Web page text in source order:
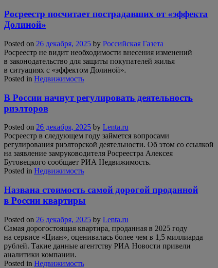
Росреестр посчитает пострадавших от «эффекта
Долиной»
Posted on 26 декабря, 2025 by Российская Газета
Росреестр не видит необходимости внесения изменений
в законодательство для защиты покупателей жилья
в ситуациях с «эффектом Долиной».
Posted in Недвижимость
В России начнут регулировать деятельность
риэлторов
Posted on 26 декабря, 2025 by Lenta.ru
Росреестр в следующем году займется вопросами
регулирования риэлторской деятельности. Об этом со ссылкой
на заявление замруководителя Росреестра Алексея
Бутовецкого сообщает РИА Недвижимость.
Posted in Недвижимость
Названа стоимость самой дорогой проданной
в России квартиры
Posted on 26 декабря, 2025 by Lenta.ru
Самая дорогостоящая квартира, проданная в 2025 году
на сервисе «Циан», оценивалась более чем в 1,5 миллиарда
рублей. Такие данные агентству РИА Новости привели
аналитики компании.
Posted in Недвижимость